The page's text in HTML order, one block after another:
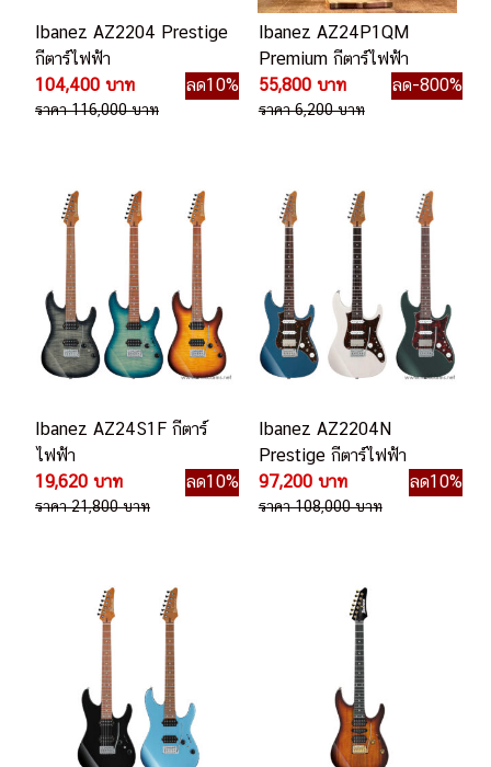
Ibanez AZ2204 Prestige
กีตาร์ไฟฟ้า
104,400 บาท
ลด10%
ราคา 116,000 บาท
Ibanez AZ24P1QM
Premium กีตาร์ไฟฟ้า
55,800 บาท
ลด-800%
ราคา 6,200 บาท
Ibanez AZ24S1F กีตาร์
ไฟฟ้า
19,620 บาท
ลด10%
ราคา 21,800 บาท
Ibanez AZ2204N
Prestige กีตาร์ไฟฟ้า
97,200 บาท
ลด10%
ราคา 108,000 บาท